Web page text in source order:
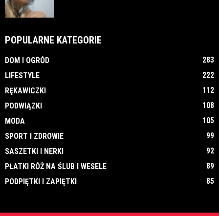
POPULARNE KATEGORIE
DOM I OGRÓD
283
LIFESTYLE
222
RĘKAWICZKI
112
PODWIĄZKI
108
MODA
105
SPORT I ZDROWIE
99
SASZETKI I NERKI
92
PŁATKI RÓŻ NA ŚLUB I WESELE
89
PODPIĘTKI I ZAPIĘTKI
85